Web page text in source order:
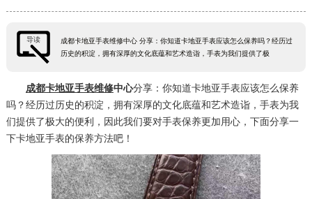
导读
成都卡地亚手表维修中心 分享：你知道卡地亚手表应该怎么保养吗？经历过
历史的积淀，拥有深厚的文化底蕴和艺术造诣，手表为我们提供了极
成都卡地亚手表维修中心分享：你知道卡地亚手表应该怎么保养
吗？经历过历史的积淀，拥有深厚的文化底蕴和艺术造诣，手表为我
们提供了极大的便利，因此我们要对手表保养更加用心，下面分享一
下卡地亚手表的保养方法吧！